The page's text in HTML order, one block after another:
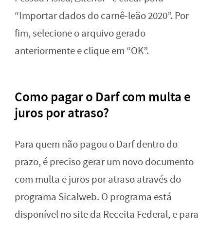
“Importar dados do carnê-leão 2020”. Por
fim, selecione o arquivo gerado
anteriormente e clique em “OK”.
Como pagar o Darf com multa e
juros por atraso?
Para quem não pagou o Darf dentro do
prazo, é preciso gerar um novo documento
com multa e juros por atraso através do
programa Sicalweb. O programa está
disponível no site da Receita Federal, e para